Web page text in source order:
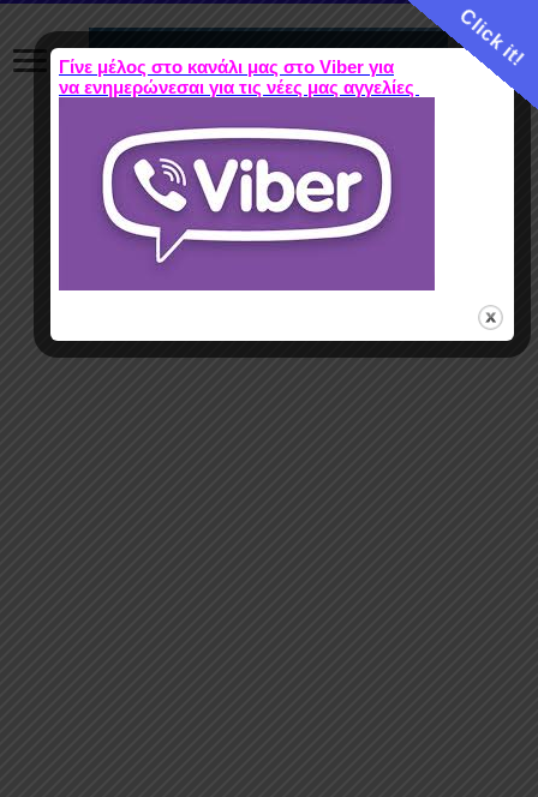
Click it!
Γίνε μέλος στο κανάλι μας στο Viber για
να ενημερώνεσαι για τις νέες μας αγγελίες